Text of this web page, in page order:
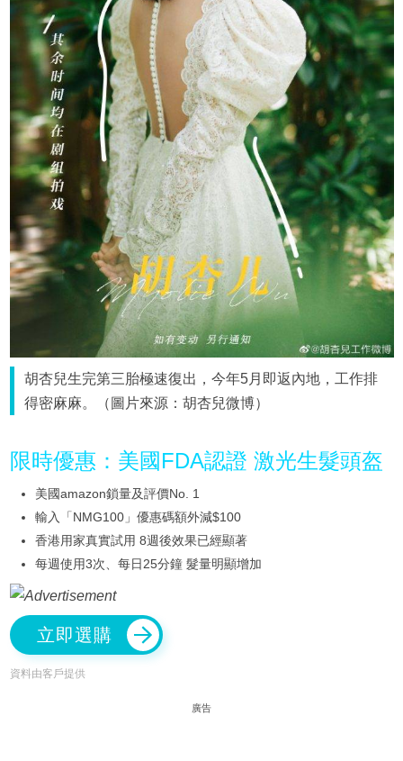
胡杏兒生完第三胎極速復出，今年5月即返內地，工作排
得密麻麻。（圖片來源：胡杏兒微博）
限時優惠：美國FDA認證 激光生髮頭盔
美國amazon鎖量及評價No. 1
輸入「NMG100」優惠碼額外減$100
香港用家真實試用 8週後效果已經顯著
每週使用3次、每日25分鐘 髮量明顯增加
立即選購
資料由客戶提供
廣告